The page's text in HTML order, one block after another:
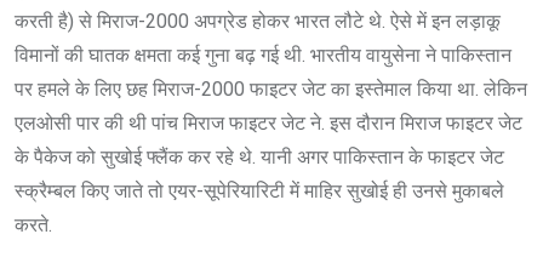
करती है) से मिराज-2000 अपग्रेड होकर भारत लौटे थे. ऐसे में इन लड़ाकू
विमानों की घातक क्षमता कई गुना बढ़ गई थी. भारतीय वायुसेना ने पाकिस्तान
पर हमले के लिए छह मिराज-2000 फाइटर जेट का इस्तेमाल किया था. लेकिन
एलओसी पार की थी पांच मिराज फाइटर जेट ने. इस दौरान मिराज फाइटर जेट
के पैकेज को सुखोई फ्लैंक कर रहे थे. यानी अगर पाकिस्तान के फाइटर जेट
स्क्रैम्बल किए जाते तो एयर-सूपेरियारिटी में माहिर सुखोई ही उनसे मुकाबले
करते.